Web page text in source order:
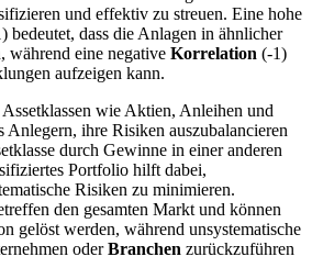
und effektiv zu streuen. Eine hohe
bedeutet, dass die Anlagen in ähnlicher
während eine negative Korrelation (-1)
aufzeigen kann.
wie Aktien, Anleihen und
ihre Risiken auszubalancieren
durch Gewinne in einer anderen
Portfolio hilft dabei,
Risiken zu minimieren.
den gesamten Markt und können
gelöst werden, während unsystematische
oderBranchen zurückzuführen